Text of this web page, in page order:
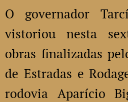
O governador
vistoriou nesta
obras finalizadas
de Estradas e
rodovia Aparício